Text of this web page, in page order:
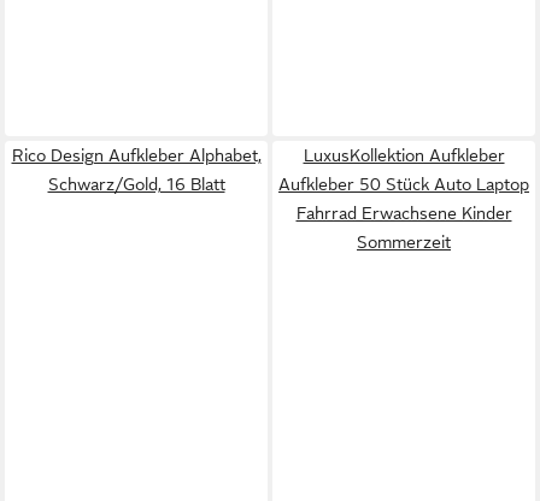
Rico Design Aufkleber Alphabet,
Schwarz/Gold, 16 Blatt
LuxusKollektion Aufkleber
Aufkleber 50 Stück Auto Laptop
Fahrrad Erwachsene Kinder
Sommerzeit